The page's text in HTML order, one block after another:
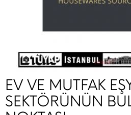
EV VE MUTFAK
SEKTÖRÜNÜN